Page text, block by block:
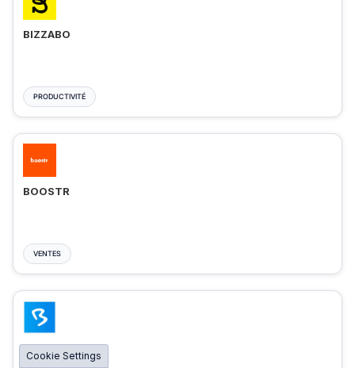
BIZZABO
PRODUCTIVITÉ
BOOSTR
VENTES
BIGMARKER
Cookie Settings